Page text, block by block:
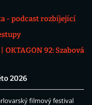
- podcast rozbíjející
OKTAGON 92: Szabová
2026
filmový festival